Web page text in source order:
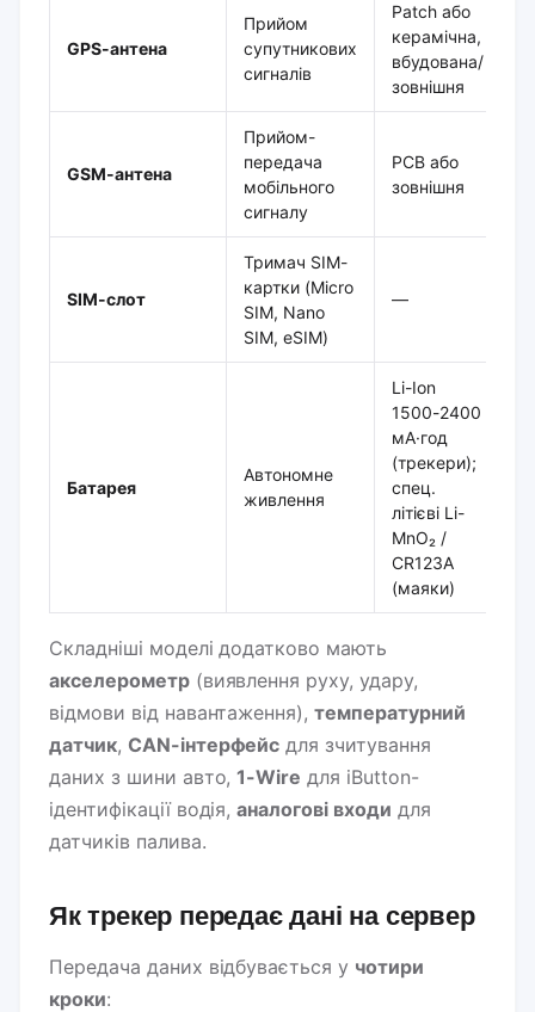
GPS-антена
Прийом
супутникових
сигналів
Patch або
керамічна,
вбудована/
зовнішня
GSM-антена
Прийом-
передача
мобільного
сигналу
PCB або
зовнішня
SIM-слот
Тримач SIM-
картки (Micro
SIM, Nano
SIM, eSIM)
—
Батарея
Автономне
живлення
Li-Ion
1500-2400
мА·год
(трекери);
спец.
літієві Li-
MnO₂ /
CR123A
(маяки)
Складніші моделі додатково мають
акселерометр(виявлення руху, удару,
відмови від навантаження),температурний
датчик, CAN-інтерфейс для зчитування
даних з шини авто,1-Wire для iButton-
ідентифікації водія,аналогові входи для
датчиків палива.
Як трекер передає дані на сервер
Передача даних відбувається у чотири
кроки: